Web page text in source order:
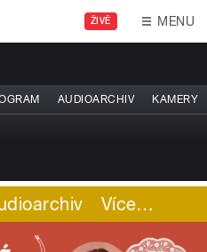
ŽIVĚ MENU
AUDIOARCHIV KAMERY
Více…